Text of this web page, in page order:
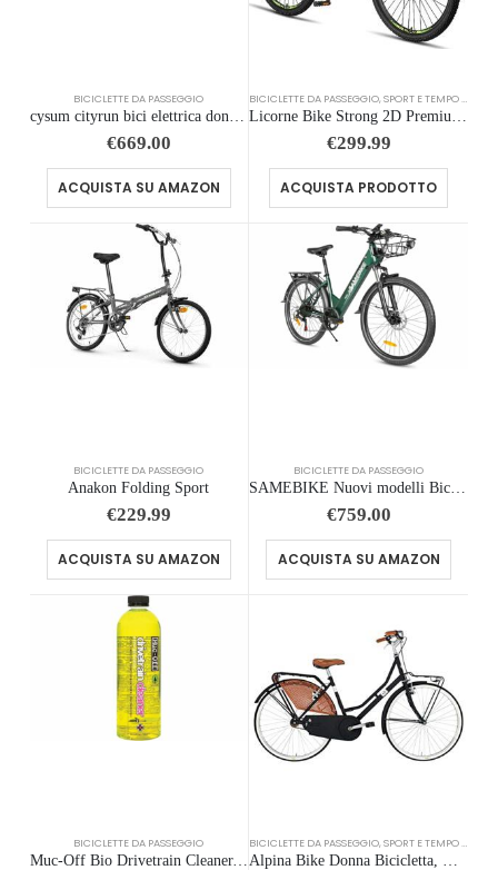
BICICLETTE DA PASSEGGIO
cysum cityrun bici elettrica donna, 26” pedalata assistita Bicicletta Elettrica, City E-bike per adulti, 250W motore 25km/h,
€669.00
ACQUISTA SU AMAZON
BICICLETTE DA PASSEGGIO,SPORT E TEMPO LIBERO
Licorne Bike Strong 2D Premium Mountain Bike Bicicletta per ragazzi, ragazze, donne e uomini – Freno a disco anteriore e posteriore – 21 marce – Sospensione completa (nero/lime, 29.00)
€299.99
ACQUISTA PRODOTTO
BICICLETTE DA PASSEGGIO
Anakon Folding Sport
€229.99
ACQUISTA SU AMAZON
BICICLETTE DA PASSEGGIO
SAMEBIKE Nuovi modelli Bici Elettrica per Uomo Donna, 26″x2.1″ Pneumatico Grasso 36V 15Ah Bicicletta Elettrica Cambio a 7 Vel
€759.00
ACQUISTA SU AMAZON
BICICLETTE DA PASSEGGIO
Muc-Off Bio Drivetrain Cleaner, 750 ml – Spray Pulisci Catena Bici e Sgrassatore Catena Bici – Efficace e Biodegradabile – Pe
BICICLETTE DA PASSEGGIO,SPORT E TEMPO LIBERO